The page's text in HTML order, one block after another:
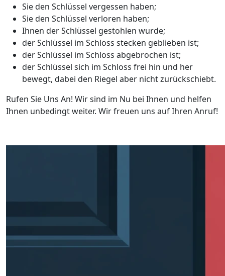
Sie den Schlüssel vergessen haben;
Sie den Schlüssel verloren haben;
Ihnen der Schlüssel gestohlen wurde;
der Schlüssel im Schloss stecken geblieben ist;
der Schlüssel im Schloss abgebrochen ist;
der Schlüssel sich im Schloss frei hin und her
bewegt, dabei den Riegel aber nicht zurückschiebt.
Rufen Sie Uns An! Wir sind im Nu bei Ihnen und helfen
Ihnen unbedingt weiter. Wir freuen uns auf Ihren Anruf!